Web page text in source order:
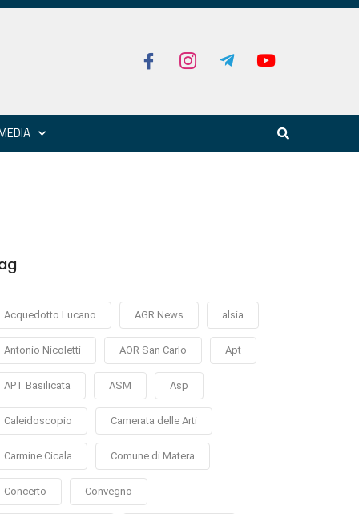
Acquedotto Lucano AGR News alsia
Antonio Nicoletti AOR San Carlo Apt
APT Basilicata ASM Asp
Caleidoscopio Camerata delle Arti
Carmine Cicala Comune di Matera
Concerto Convegno